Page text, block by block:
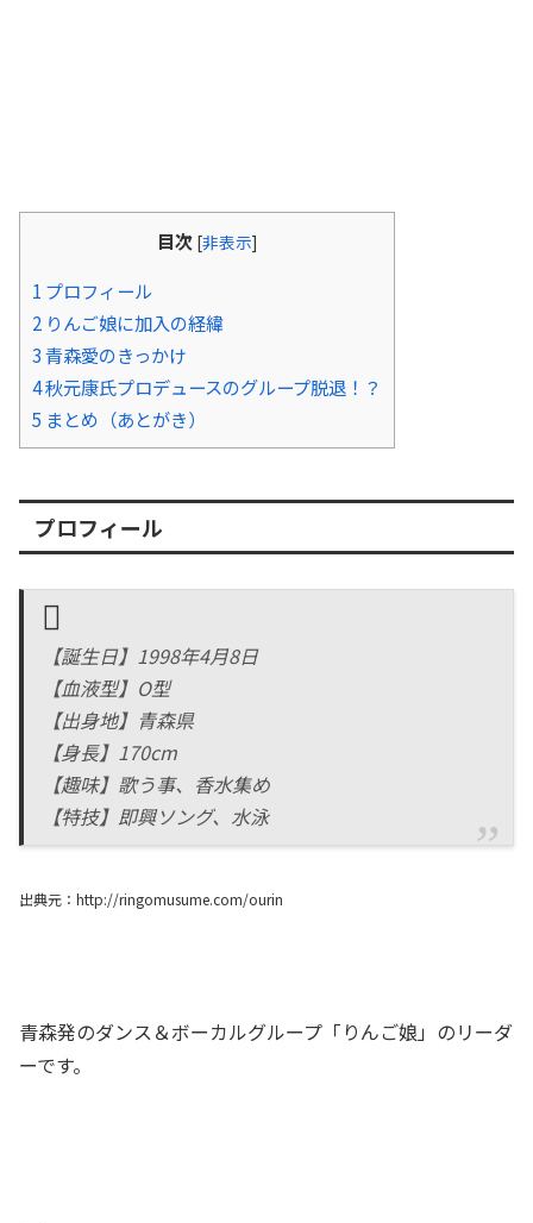
目次 [非表示]
1 プロフィール
2 りんご娘に加入の経緯
3青森愛のきっかけ
4秋元康氏プロデュースのグループ脱退！？
5 まとめ（あとがき）
プロフィール
【誕生日】1998年4月8日
【血液型】O型
【出身地】青森県
【身長】170cm
【趣味】歌う事、香水集め
【特技】即興ソング、水泳
出典元：http://ringomusume.com/ourin
青森発のダンス＆ボーカルグループ「りんご娘」のリーダ
ーです。